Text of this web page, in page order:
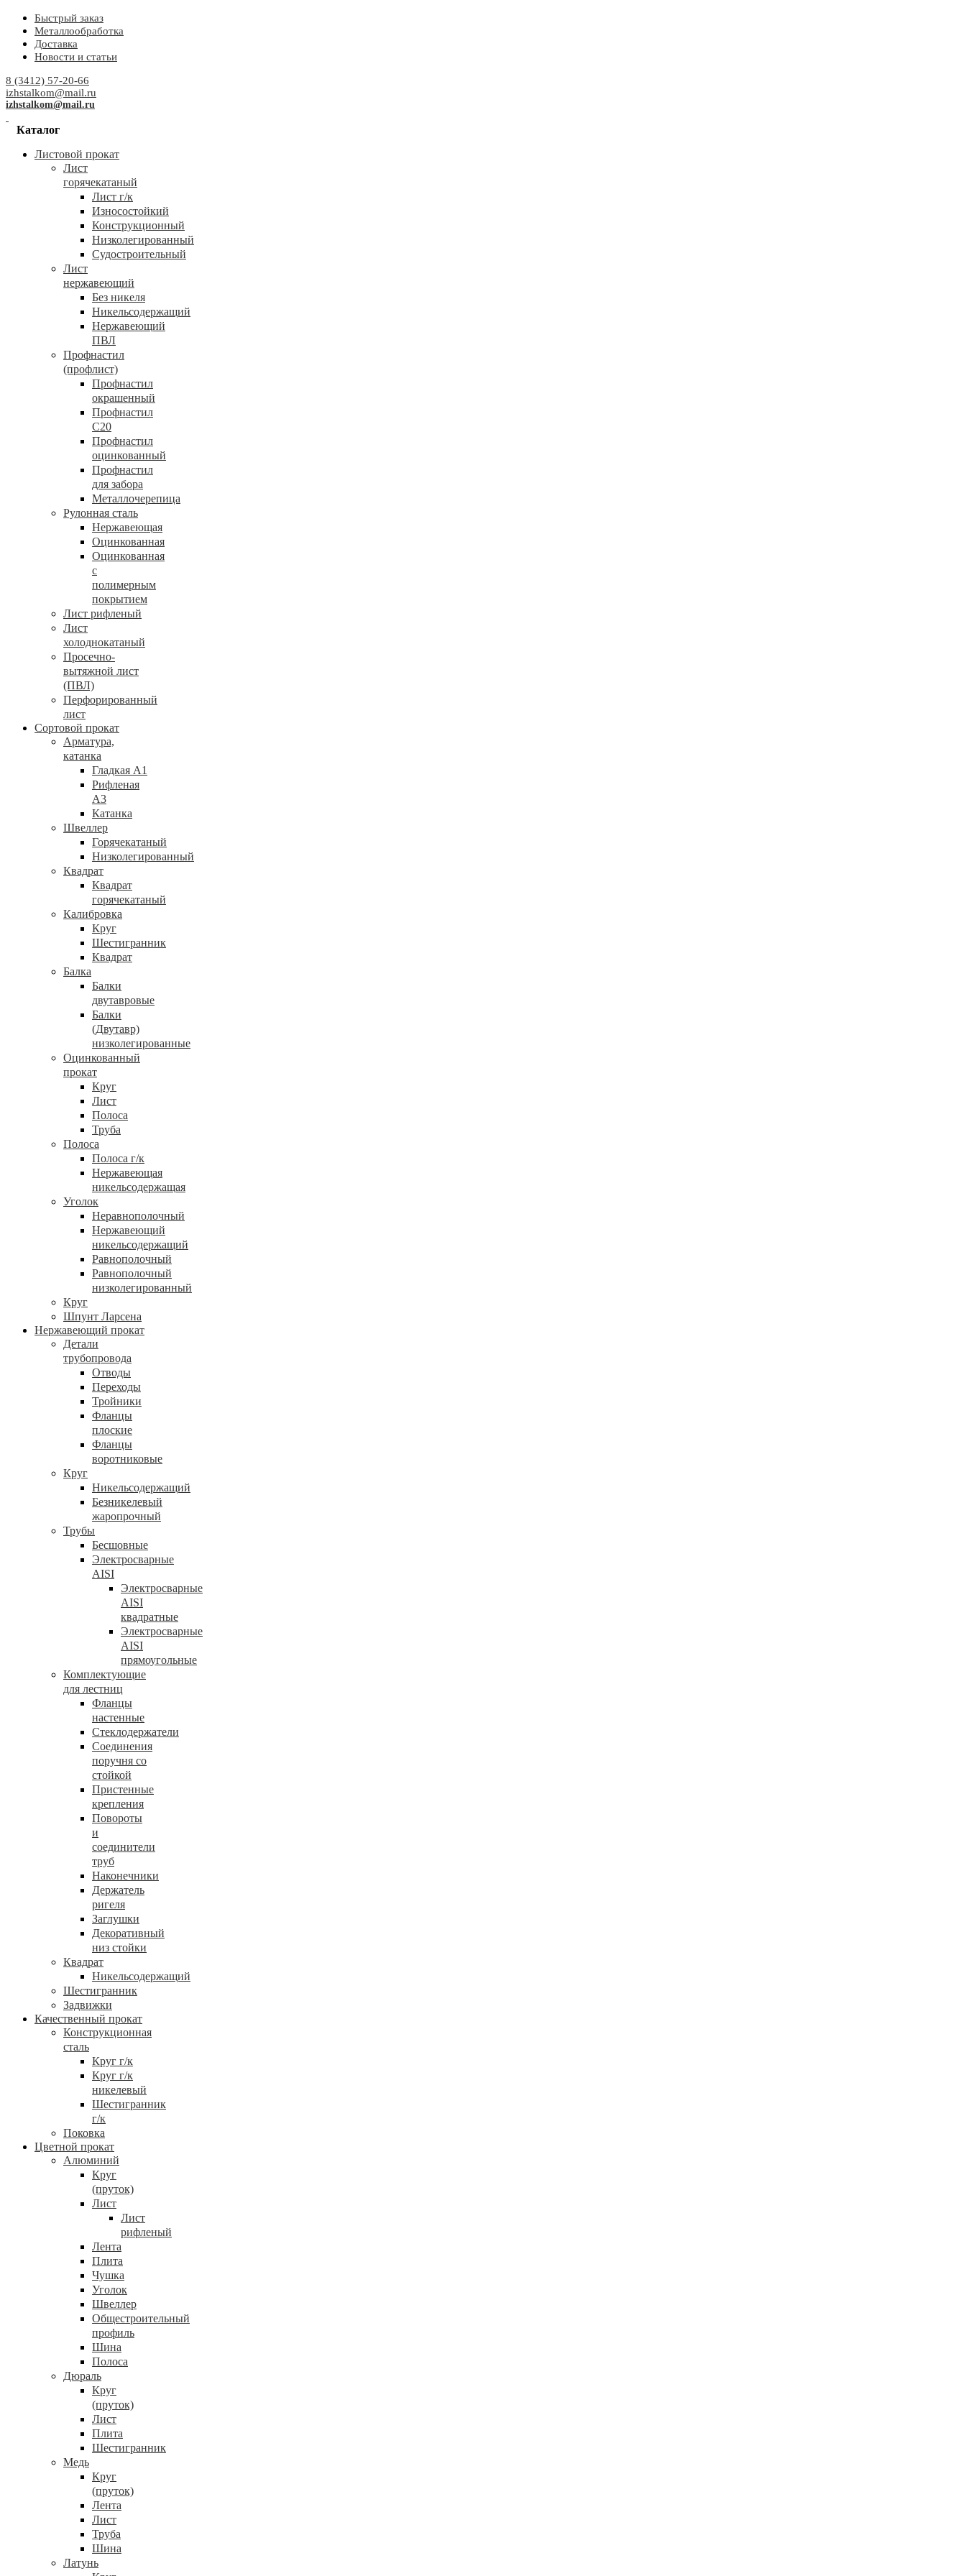
Быстрый заказ
Металлообработка
Доставка
Новости и статьи
8 (3412) 57-20-66
izhstalkom@mail.ru
izhstalkom@mail.ru
Каталог
Листовой прокат
Лист
горячекатаный
Лист г/к
Износостойкий
Конструкционный
Низколегированный
Судостроительный
Лист
нержавеющий
Без никеля
Никельсодержащий
Нержавеющий
ПВЛ
Профнастил
(профлист)
Профнастил
окрашенный
Профнастил
С20
Профнастил
оцинкованный
Профнастил
для забора
Металлочерепица
Рулонная сталь
Нержавеющая
Оцинкованная
Оцинкованная
с
полимерным
покрытием
Лист рифленый
Лист
холоднокатаный
Просечно-
вытяжной лист
(ПВЛ)
Перфорированный
лист
Сортовой прокат
Арматура,
катанка
Гладкая А1
Рифленая
А3
Катанка
Швеллер
Горячекатаный
Низколегированный
Квадрат
Квадрат
горячекатаный
Калибровка
Круг
Шестигранник
Квадрат
Балка
Балки
двутавровые
Балки
(Двутавр)
низколегированные
Оцинкованный
прокат
Круг
Лист
Полоса
Труба
Полоса
Полоса г/к
Нержавеющая
никельсодержащая
Уголок
Неравнополочный
Нержавеющий
никельсодержащий
Равнополочный
Равнополочный
низколегированный
Круг
Шпунт Ларсена
Нержавеющий прокат
Детали
трубопровода
Отводы
Переходы
Тройники
Фланцы
плоские
Фланцы
воротниковые
Круг
Никельсодержащий
Безникелевый
жаропрочный
Трубы
Бесшовные
Электросварные
AISI
Электросварные
AISI
квадратные
Электросварные
AISI
прямоугольные
Комплектующие
для лестниц
Фланцы
настенные
Стеклодержатели
Соединения
поручня со
стойкой
Пристенные
крепления
Повороты
и
соединители
труб
Наконечники
Держатель
ригеля
Заглушки
Декоративный
низ стойки
Квадрат
Никельсодержащий
Шестигранник
Задвижки
Качественный прокат
Конструкционная
сталь
Круг г/к
Круг г/к
никелевый
Шестигранник
г/к
Поковка
Цветной прокат
Алюминий
Круг
(пруток)
Лист
Лист
рифленый
Лента
Плита
Чушка
Уголок
Швеллер
Общестроительный
профиль
Шина
Полоса
Дюраль
Круг
(пруток)
Лист
Плита
Шестигранник
Медь
Круг
(пруток)
Лента
Лист
Труба
Шина
Латунь